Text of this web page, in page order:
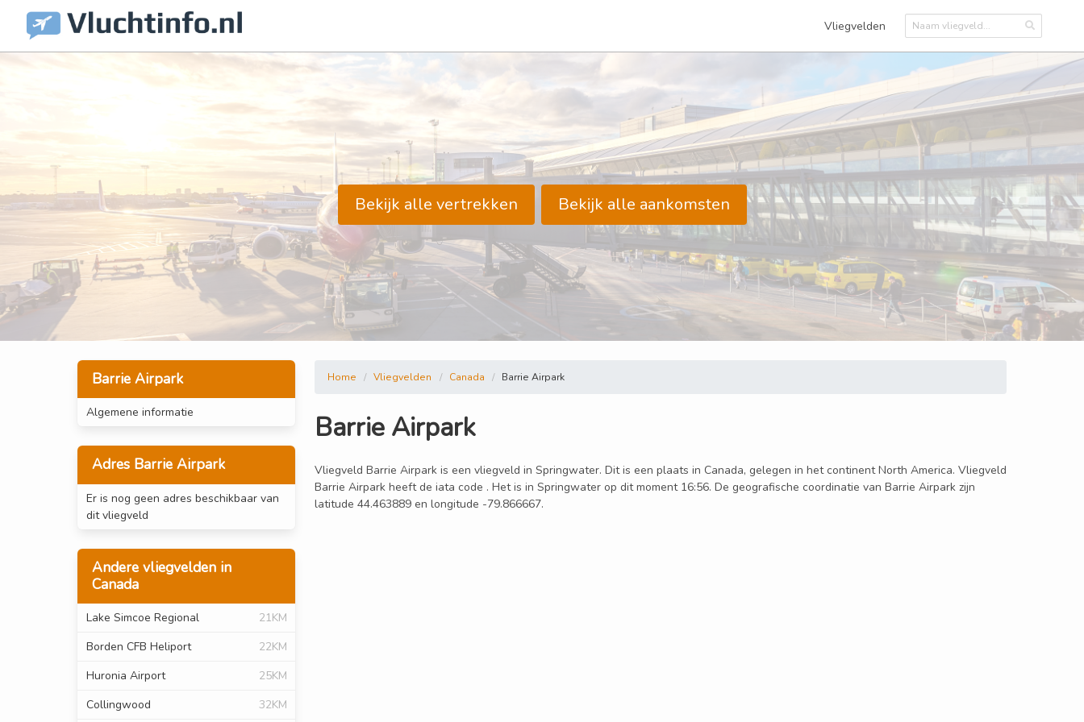
Vliegvelden
Bekijk alle vertrekken Bekijk alle aankomsten
Barrie Airpark
Algemene informatie
Adres Barrie Airpark
Er is nog geen adres beschikbaar van
dit vliegveld
Andere vliegvelden in
Canada
Lake Simcoe Regional
21KM
Borden CFB Heliport
22KM
Huronia Airport
25KM
Collingwood
32KM
Home Vliegvelden Canada Barrie Airpark
Barrie Airpark
Vliegveld Barrie Airpark is een vliegveld in Springwater. Dit is een plaats in Canada, gelegen in het continent North America. Vliegveld
Barrie Airpark heeft de iata code . Het is in Springwater op dit moment 16:56. De geografische coordinatie van Barrie Airpark zijn
latitude 44.463889 en longitude -79.866667.